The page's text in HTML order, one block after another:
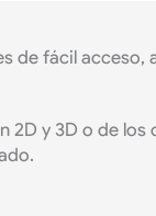
de fácil
y 3D o de